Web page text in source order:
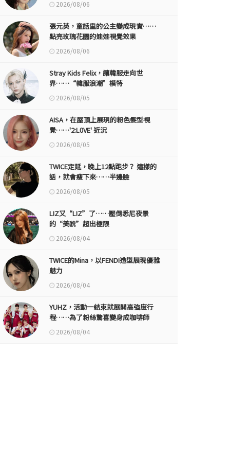
2026/08/06
張元英，童話里的公主變成現實……
點亮玫瑰花園的娃娃視覺效果
2026/08/06
Stray Kids Felix，讓韓服走向世
界……“韓服浪潮”模特
2026/08/05
AISA，在屋頂上展現的粉色髮型視
覺……'2:L0VE' 近況
2026/08/05
TWICE定延，晚上12點跑步？ 這樣的
話，就會瘦下來……半邊臉
2026/08/05
LIZ又“LIZ”了……壓倒悉尼夜景
的“美貌”超出極限
2026/08/04
TWICE的Mina，以FENDI造型展現優雅
魅力
2026/08/04
YUHZ，活動一結束就展開高強度行
程……為了粉絲驚喜變身成咖啡師
2026/08/04